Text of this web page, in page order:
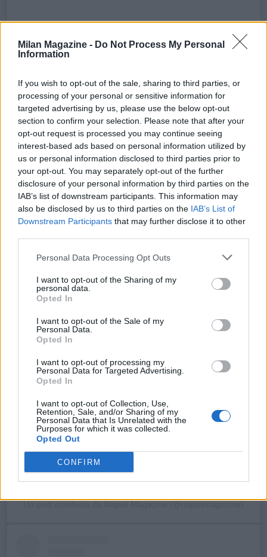
Milan Magazine - Do Not Process My Personal
Information
If you wish to opt-out of the sale, sharing to third parties, or
processing of your personal or sensitive information for
targeted advertising by us, please use the below opt-out
section to confirm your selection. Please note that after your
opt-out request is processed you may continue seeing
interest-based ads based on personal information utilized by
us or personal information disclosed to third parties prior to
your opt-out. You may separately opt-out of the further
disclosure of your personal information by third parties on the
IAB’s list of downstream participants. This information may
also be disclosed by us to third parties on the IAB’s List of
Downstream Participants that may further disclose it to other
Personal Data Processing Opt Outs
I want to opt-out of the Sharing of my
personal data.
Opted In
I want to opt-out of the Sale of my
Personal Data.
Opted In
I want to opt-out of processing my
Personal Data for Targeted Advertising.
Opted In
I want to opt-out of Collection, Use,
Retention, Sale, and/or Sharing of my
Personal Data that Is Unrelated with the
Purposes for which it was collected.
Opted Out
CONFIRM
Un post condiviso da Napoli Magazine (@napolimagazine)
Visualizza questo post su Instagram